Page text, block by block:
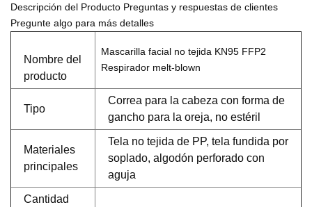
Descripción del Producto Preguntas y respuestas de clientes
Pregunte algo para más detalles
Nombre del
producto
Mascarilla facial no tejida KN95 FFP2
Respirador melt-blown
Tipo
Correa para la cabeza con forma de
gancho para la oreja, no estéril
Materiales
principales
Tela no tejida de PP, tela fundida por
soplado, algodón perforado con
aguja
Cantidad